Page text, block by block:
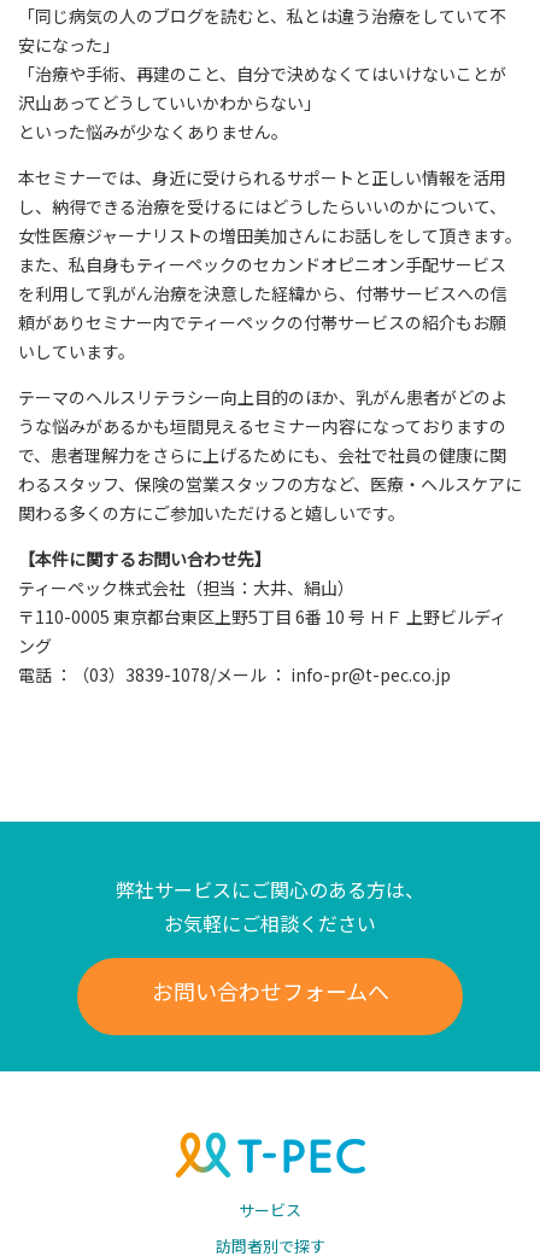
「同じ病気の人のブログを読むと、私とは違う治療をしていて不
安になった」
「治療や手術、再建のこと、自分で決めなくてはいけないことが
沢山あってどうしていいかわからない」
といった悩みが少なくありません。
本セミナーでは、身近に受けられるサポートと正しい情報を活用
し、納得できる治療を受けるにはどうしたらいいのかについて、
女性医療ジャーナリストの増田美加さんにお話しをして頂きます。
また、私自身もティーペックのセカンドオピニオン手配サービス
を利用して乳がん治療を決意した経緯から、付帯サービスへの信
頼がありセミナー内でティーペックの付帯サービスの紹介もお願
いしています。
テーマのヘルスリテラシー向上目的のほか、乳がん患者がどのよ
うな悩みがあるかも垣間見えるセミナー内容になっておりますの
で、患者理解力をさらに上げるためにも、会社で社員の健康に関
わるスタッフ、保険の営業スタッフの方など、医療・ヘルスケアに
関わる多くの方にご参加いただけると嬉しいです。
【本件に関するお問い合わせ先】
ティーペック株式会社（担当：大井、絹山）
〒110-0005 東京都台東区上野5丁目 6番 10 号 ＨＦ 上野ビルディ
ング
電話 ：（03）3839-1078/メール ： info-pr@t-pec.co.jp
弊社サービスにご関心のある方は、
お気軽にご相談ください
お問い合わせフォームへ
サービス
訪問者別で探す